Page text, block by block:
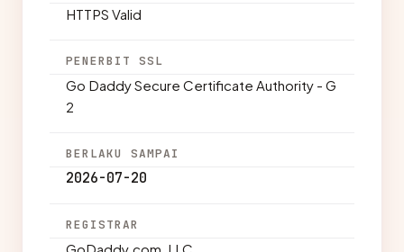
HTTPS Valid
PENERBIT SSL
Go Daddy Secure Certificate Authority - G
2
BERLAKU SAMPAI
2026-07-20
REGISTRAR